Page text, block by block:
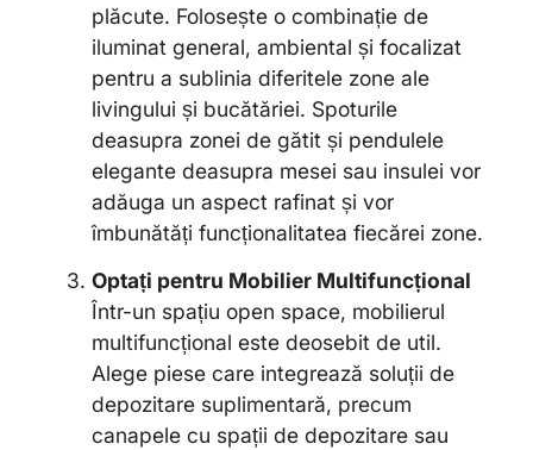
plăcute. Folosește o combinație de
iluminat general, ambiental și focalizat
pentru a sublinia diferitele zone ale
livingului și bucătăriei. Spoturile
deasupra zonei de gătit și pendulele
elegante deasupra mesei sau insulei vor
adăuga un aspect rafinat și vor
îmbunătăți funcționalitatea fiecărei zone.
Optați pentru Mobilier Multifuncțional
Într-un spațiu open space, mobilierul
multifuncțional este deosebit de util.
Alege piese care integrează soluții de
depozitare suplimentară, precum
canapele cu spații de depozitare sau